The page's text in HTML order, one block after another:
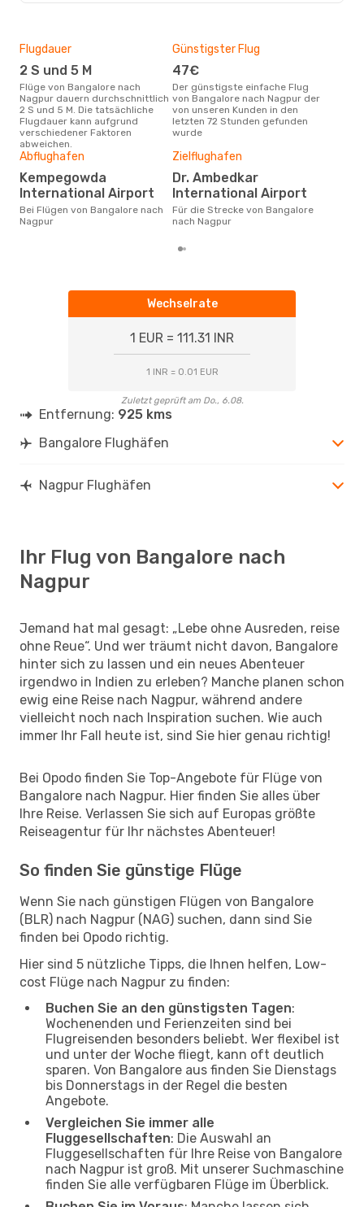
Flugdauer
2 S und 5 M
Flüge von Bangalore nach
Nagpur dauern durchschnittlich
2 S und 5 M. Die tatsächliche
Flugdauer kann aufgrund
verschiedener Faktoren
abweichen.
Günstigster Flug
47€
Der günstigste einfache Flug
von Bangalore nach Nagpur der
von unseren Kunden in den
letzten 72 Stunden gefunden
wurde
Abflughafen
Kempegowda
International Airport
Bei Flügen von Bangalore nach
Nagpur
Zielflughafen
Dr. Ambedkar
International Airport
Für die Strecke von Bangalore
nach Nagpur
Wechselrate
1 EUR = 111.31 INR
1 INR = 0.01 EUR
Zuletzt geprüft am Do., 6.08.
Entfernung: 925 kms
Bangalore Flughäfen
Nagpur Flughäfen
Ihr Flug von Bangalore nach
Nagpur
Jemand hat mal gesagt: „Lebe ohne Ausreden, reise
ohne Reue“. Und wer träumt nicht davon, Bangalore
hinter sich zu lassen und ein neues Abenteuer
irgendwo in Indien zu erleben? Manche planen schon
ewig eine Reise nach Nagpur, während andere
vielleicht noch nach Inspiration suchen. Wie auch
immer Ihr Fall heute ist, sind Sie hier genau richtig!
Bei Opodo finden Sie Top-Angebote für Flüge von
Bangalore nach Nagpur. Hier finden Sie alles über
Ihre Reise. Verlassen Sie sich auf Europas größte
Reiseagentur für Ihr nächstes Abenteuer!
So finden Sie günstige Flüge
Wenn Sie nach günstigen Flügen von Bangalore
(BLR) nach Nagpur (NAG) suchen, dann sind Sie
finden bei Opodo richtig.
Hier sind 5 nützliche Tipps, die Ihnen helfen, Low-
cost Flüge nach Nagpur zu finden:
Buchen Sie an den günstigsten Tagen:
Wochenenden und Ferienzeiten sind bei
Flugreisenden besonders beliebt. Wer flexibel ist
und unter der Woche fliegt, kann oft deutlich
sparen. Von Bangalore aus finden Sie Dienstags
bis Donnerstags in der Regel die besten
Angebote.
Vergleichen Sie immer alle
Fluggesellschaften: Die Auswahl an
Fluggesellschaften für Ihre Reise von Bangalore
nach Nagpur ist groß. Mit unserer Suchmaschine
finden Sie alle verfügbaren Flüge im Überblick.